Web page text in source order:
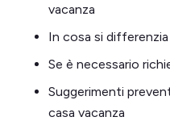
vacanza
In cosa si
Se è necessario
Suggerimenti
casa vacanza